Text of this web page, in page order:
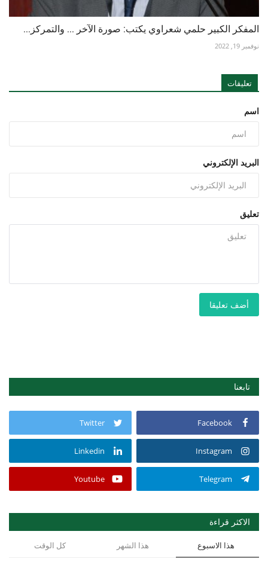
المفكر الكبير حلمي شعراوي يكتب: صورة الآخر ... والتمركز...
نوفمبر 19, 2022
تعليقات
اسم
البريد الإلكتروني
تعليق
أضف تعليقا
تابعنا
Facebook
Twitter
Instagram
Linkedin
Telegram
Youtube
الاكثر قراءة
هذا الاسبوع هذا الشهر كل الوقت